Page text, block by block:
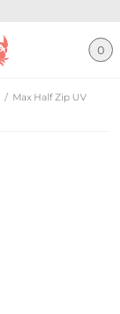
0
/ Max Half Zip UV